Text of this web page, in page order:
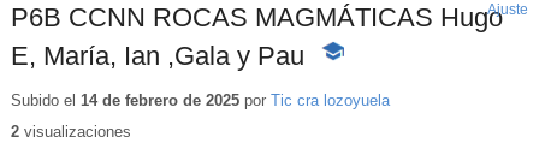
P6B CCNN ROCAS MAGMÁTICAS Hugo
E, María, Ian ,Gala y Pau
-
educativo
Ajuste
Subido el 14 de febrero de 2025por Tic cra lozoyuela
2visualizaciones